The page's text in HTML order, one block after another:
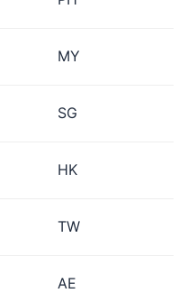
MY
SG
HK
TW
AE